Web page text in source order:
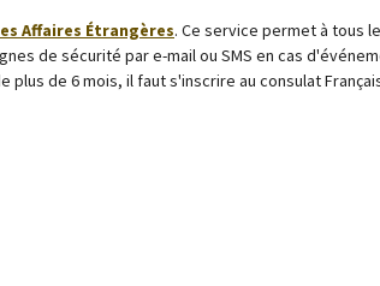
Affaires Étrangères. Ce service permet à tous
de sécurité par e-mail ou SMS en cas
plus de 6 mois, il faut s'inscrire au consulat